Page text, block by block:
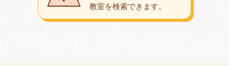
教室を検索できます。